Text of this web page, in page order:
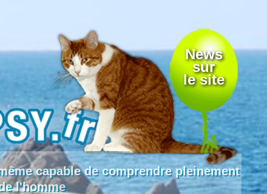
News
sur
le site
capable de comprendre pleinement
l'homme